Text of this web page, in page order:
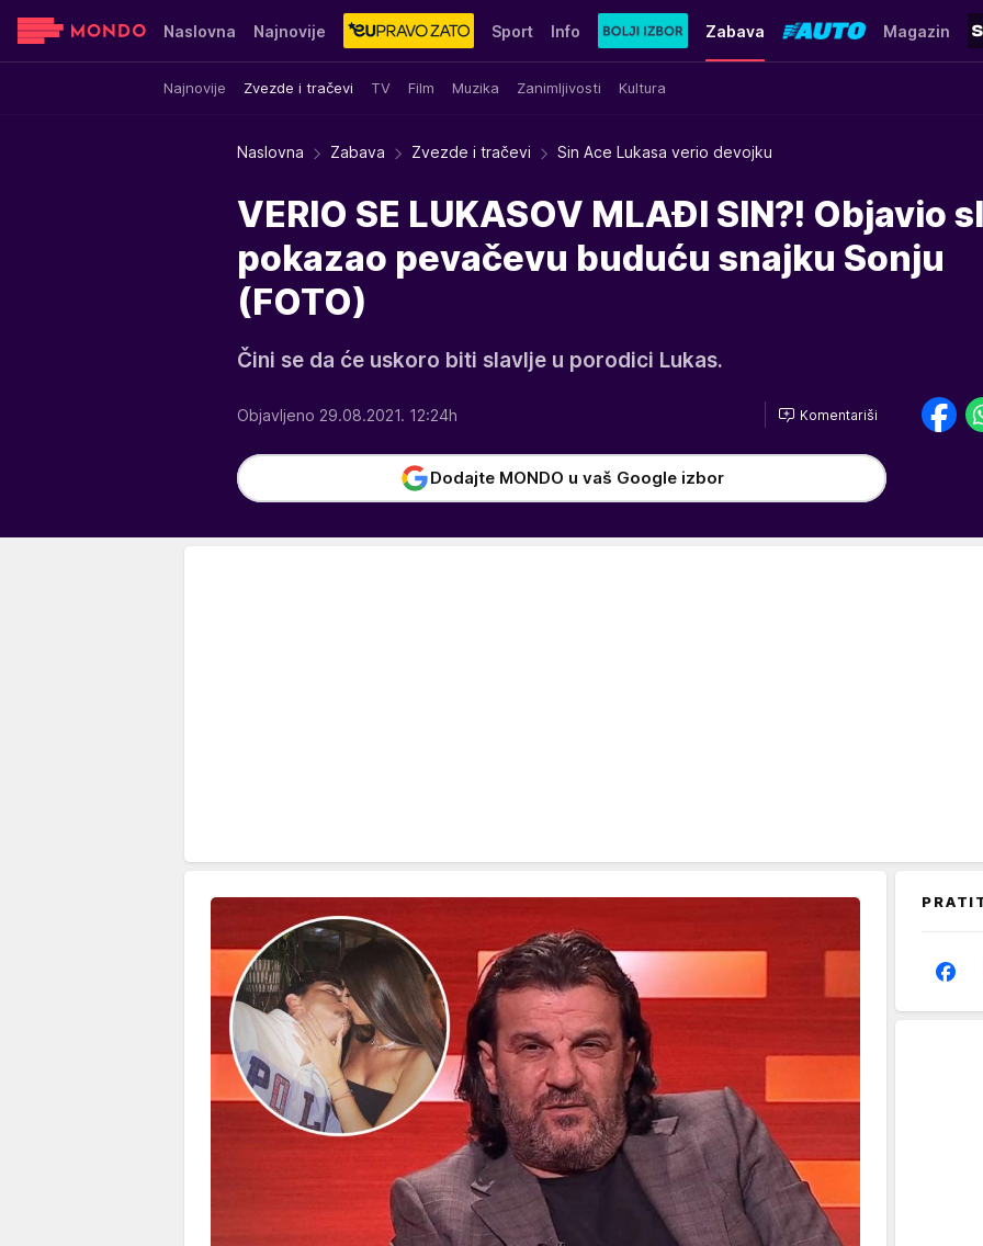
Naslovna Najnovije Sport Info Zabava
Najnovije Zvezde i tračevi TV Film Muzika Zanimljivosti Kultura
Magazin
Sensa Stvar ukusa Yumama
Naslovna Zabava Zvezde i tračevi Sin Ace Lukasa verio devojku
VERIO SE LUKASOV MLAĐI SIN?! Objavio
pokazao pevačevu buduću snajku Sonju
(FOTO)
Čini se da će uskoro biti slavlje u porodici Lukas.
Objavljeno 29.08.2021. 12:24h Komentariši
Dodajte MONDO u vaš Google izbor